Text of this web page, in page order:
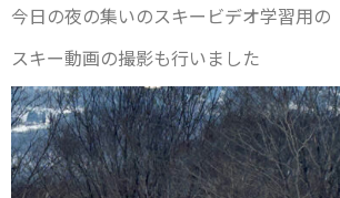
今日の夜の集いのスキービデオ学習用の
スキー動画の撮影も行いました